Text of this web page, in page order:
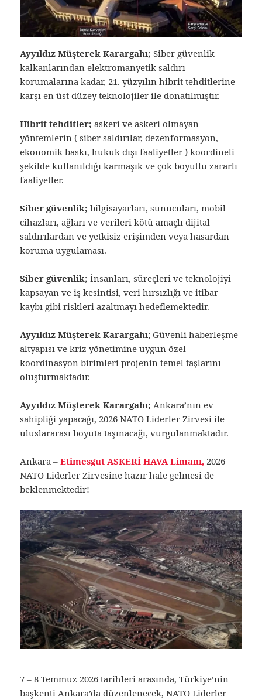
Ayyıldız Müşterek Karargahı;Siber güvenlik
kalkanlarından elektromanyetik saldırı
korumalarına kadar, 21. yüzyılın hibrit tehditlerine
karşı en üst düzey teknolojiler ile donatılmıştır.
Hibrit tehditler; askeri ve askeri olmayan
yöntemlerin ( siber saldırılar, dezenformasyon,
ekonomik baskı, hukuk dışı faaliyetler ) koordineli
şekilde kullanıldığı karmaşık ve çok boyutlu zararlı
faaliyetler.
Siber güvenlik; bilgisayarları, sunucuları, mobil
cihazları, ağları ve verileri kötü amaçlı dijital
saldırılardan ve yetkisiz erişimden veya hasardan
koruma uygulaması.
Siber güvenlik; İnsanları, süreçleri ve teknolojiyi
kapsayan ve iş kesintisi, veri hırsızlığı ve itibar
kaybı gibi riskleri azaltmayı hedeflemektedir.
Ayyıldız Müşterek Karargahı; Güvenli haberleşme
altyapısı ve kriz yönetimine uygun özel
koordinasyon birimleri projenin temel taşlarını
oluşturmaktadır.
Ayyıldız Müşterek Karargahı; Ankara’nın ev
sahipliği yapacağı, 2026 NATO Liderler Zirvesi ile
uluslararası boyuta taşınacağı, vurgulanmaktadır.
Ankara –Etimesgut ASKERİ HAVA Limanı, 2026
NATO Liderler Zirvesine hazır hale gelmesi de
beklenmektedir!
7 – 8 Temmuz 2026 tarihleri arasında, Türkiye’nin
başkenti Ankara’da düzenlenecek, NATO Liderler